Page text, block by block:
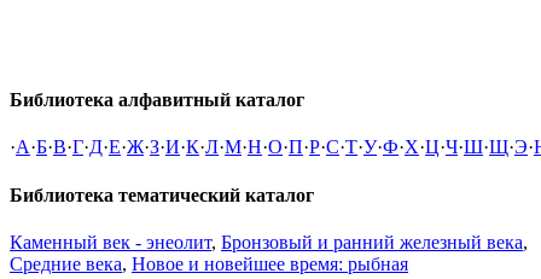
Библиотека алфавитный каталог
·А·Б·В·Г·Д·Е·Ж·З·И·К·Л·М·Н·О·П·Р·С·Т·У·Ф·Х·Ц·Ч·Ш·Щ·Э·
Библиотека тематический каталог
Каменный век - энеолит, Бронзовый и ранний железный века,
Средние века, Новое и новейшее время: рыбная